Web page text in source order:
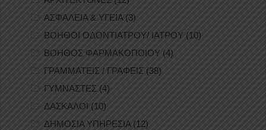
ΑΣΦΑΛΕΙΑ & ΥΓΕΙΑ(3)
ΒΟΗΘΟΙ ΟΔΟΝΤΙΑΤΡΟΥ/ ΙΑΤΡΟΥ (10)
ΒΟΗΘΟΣ ΦΑΡΜΑΚΟΠΟΙΟΥ (4)
ΓΡΑΜΜΑΤΕΙΣ / ΓΡΑΦΕΙΣ (38)
ΓΥΜΝΑΣΤΕΣ (4)
ΔΑΣΚΑΛΟΙ (10)
ΔΗΜΟΣΙΑ ΥΠΗΡΕΣΙΑ (12)